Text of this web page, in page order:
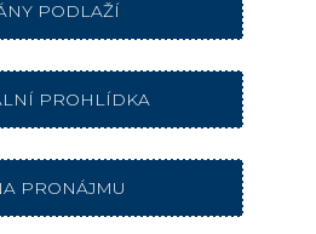
PODLAŽÍ
PROHLÍDKA
PRONÁJMU